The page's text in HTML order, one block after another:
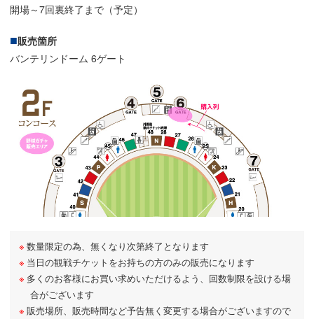
開場～7回裏終了まで（予定）
販売箇所
バンテリンドーム 6ゲート
数量限定の為、無くなり次第終了となります
当日の観戦チケットをお持ちの方のみの販売になります
多くのお客様にお買い求めいただけるよう、回数制限を設ける場
合がございます
販売場所、販売時間など予告無く変更する場合がございますので